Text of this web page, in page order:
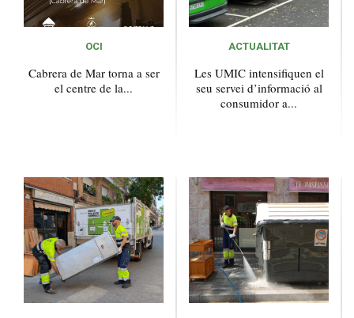
OCI
Cabrera de Mar torna a ser
el centre de la...
ACTUALITAT
Les UMIC intensifiquen el
seu servei d’informació al
consumidor a...